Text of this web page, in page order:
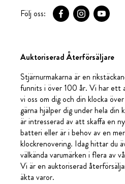
Följ oss:
Auktoriserad Återförsäljare
Stjärnurmakarna är en
funnits i över 100 år. Vi har ett
vi oss om dig och din klocka
gärna hjälper dig under hela din
är intresserad av att skaffa en
batteri eller är i behov av en
klockrenovering. Idag hittar du
välkända varumärken i flera av
Vi är en auktoriserad
äkta varor.